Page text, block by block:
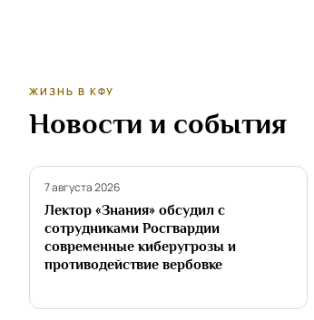
ЖИЗНЬ В КФУ
Новости и события
7 августа 2026
Лектор «Знания» обсудил с
сотрудниками Росгвардии
современные киберугрозы и
противодействие вербовке